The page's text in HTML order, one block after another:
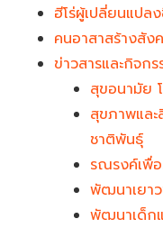
ฮีโร่ผู้เปลี่ยนแปล
คนอาสาสร้างสัง
ข่าวสารและกิจกร
สุขอนามัย
สุขภาพและ
ชาติพันธุ์
รณรงค์เพื่
พัฒนาเยา
พัฒนาเด็กแ